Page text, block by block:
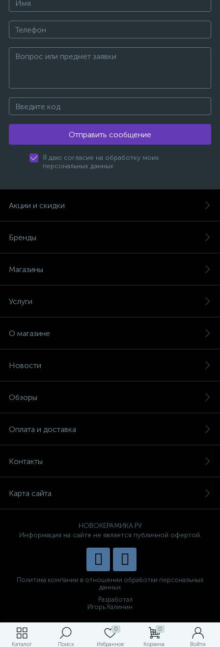
Каталог Поиск
0
Избранное
0
Корзина Войти
Отправить сообщение
Я даю согласие на обработку моих
персональных данных
Акции и скидки
Бренды
Магазины
Услуги
О магазине
Новости
Обзоры
Оплата и доставка
Контакты
Карта сайта
НОВОКЕРАМИКА.РУ
Информация на сайте не является публичной офертой.
Политика компании в отношении обработки персональных
данных
Разработал
Игорь Калинин